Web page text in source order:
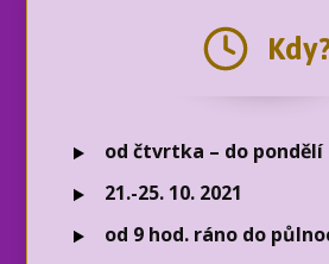
od čtvrtka – do pondělí
21.-25. 10. 2021
od 9 hod. ráno do